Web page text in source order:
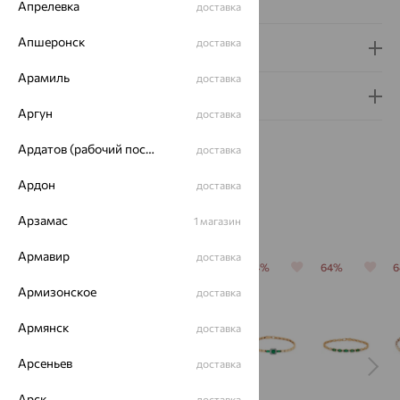
Доставка и оплата
Похожие изделия
64% 64% 64%
Апрелевка доставка
Апшеронск доставка
Арамиль доставка
Аргун доставка
Ардатов (рабочий поселок) доставка
Ардон доставка
Арзамас 1 магазин
Армавир доставка
Армизонское доставка
Армянск доставка
Арсеньев доставка